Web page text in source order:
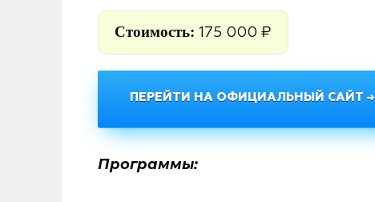
Стоимость: 175 000 ₽
ПЕРЕЙТИ НА ОФИЦИАЛЬНЫЙ САЙТ →
Программы: